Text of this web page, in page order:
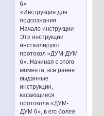
6»
«Инструкция для
подсознания
Начало инструкции
Эти инструкции
инсталлируют
протокол «ДУМ-ДУМ
6». Начиная с этого
момента, все ранее
выданные
инструкции,
касающиеся
протокола «ДУМ-
ДУМ 6», в его более